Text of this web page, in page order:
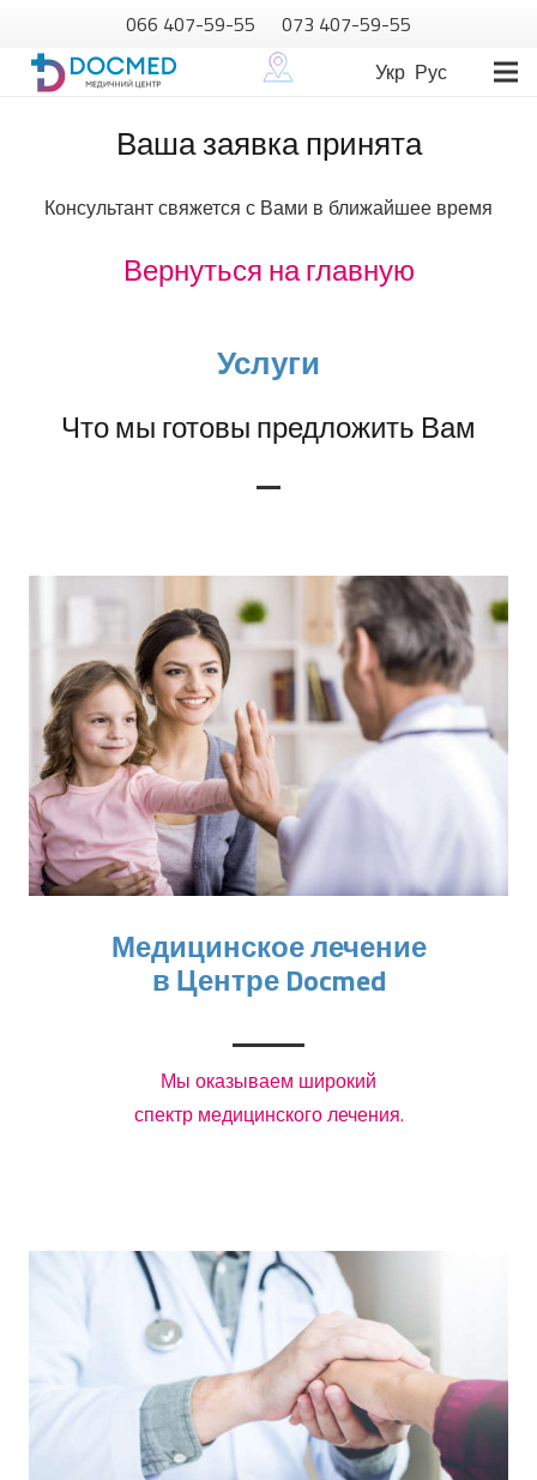
066 407-59-55
073 407-59-55
Укр Рус
Ваша заявка принята
Консультант свяжется с Вами в ближайшее время
Вернуться на главную
Услуги
Что мы готовы предложить Вам
Медицинское лечение
в Центре Docmed
Мы оказываем широкий
спектр медицинского лечения.